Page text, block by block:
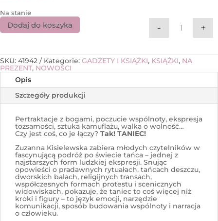
Na stanie
ilość O
- +
Dodaj do koszyka
SKU: 41942 Kategorie: GADŻETY I KSIĄŻKI, KSIĄŻKI, NA
PREZENT, NOWOŚCI
Opis
Szczegóły produkcji
Pertraktacje z bogami, poczucie wspólnoty, ekspresja
tożsamości, sztuka kamuflażu, walka o wolność…
Czy jest coś, co je łączy? Tak! TANIEC!
Zuzanna Kisielewska zabiera młodych czytelników w
fascynującą podróż po świecie tańca – jednej z
najstarszych form ludzkiej ekspresji. Snując
opowieści o pradawnych rytuałach, tańcach deszczu,
dworskich balach, religijnych transach,
współczesnych formach protestu i scenicznych
widowiskach, pokazuje, że taniec to coś więcej niż
kroki i figury – to język emocji, narzędzie
komunikacji, sposób budowania wspólnoty i narracja
o człowieku.